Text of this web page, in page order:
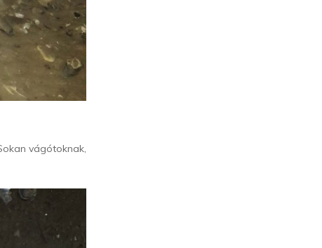
vágótoknak,